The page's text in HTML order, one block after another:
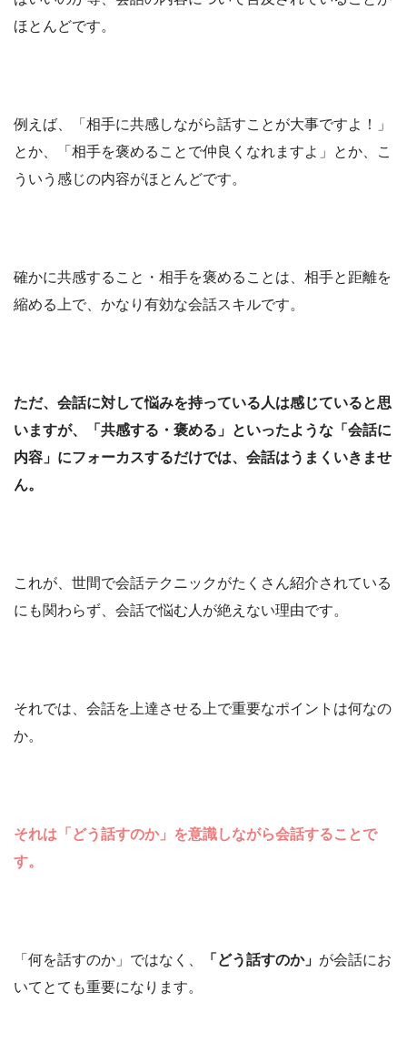
ほとんどです。
例えば、「相手に共感しながら話すことが大事ですよ！」
とか、「相手を褒めることで仲良くなれますよ」とか、こ
ういう感じの内容がほとんどです。
確かに共感すること・相手を褒めることは、相手と距離を
縮める上で、かなり有効な会話スキルです。
ただ、会話に対して悩みを持っている人は感じていると思
いますが、「共感する・褒める」といったような「会話に
内容」にフォーカスするだけでは、会話はうまくいきませ
ん。
これが、世間で会話テクニックがたくさん紹介されている
にも関わらず、会話で悩む人が絶えない理由です。
それでは、会話を上達させる上で重要なポイントは何なの
か。
それは「どう話すのか」を意識しながら会話することで
す。
「何を話すのか」ではなく、 「どう話すのか」 が会話にお
いてとても重要になります。